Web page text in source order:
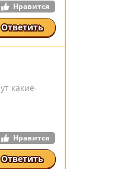
Нравится
Ответить
какие-
Нравится
Ответить